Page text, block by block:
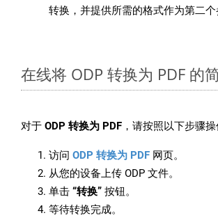
转换，并提供所需的格式作为第二个
在线将 ODP 转换为 PDF 的
对于 ODP 转换为 PDF ，请按照以下步骤操
访问 ODP 转换为 PDF 网页。
从您的设备上传 ODP 文件。
单击 “转换” 按钮。
等待转换完成。